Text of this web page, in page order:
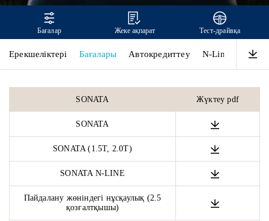
SONATA
Бағалар Жеке ақпарат Тест-драйвқа
Ерекшеліктері Бағалары Автокредиттеу N-Line
SONATA Жүктеу pdf
SONATA
SONATA (1.5T, 2.0T)
SONATA N-LINE
Пайдалану жөніндегі нұсқаулық (2.5
қозғалтқышы)